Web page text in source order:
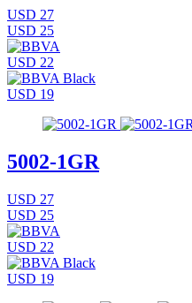
USD 27
USD 25
USD 22
USD 19
5002-1GR
USD 27
USD 25
USD 22
USD 19